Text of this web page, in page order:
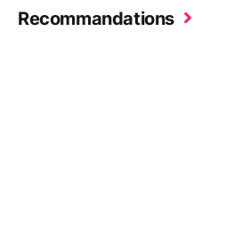
Recommandations